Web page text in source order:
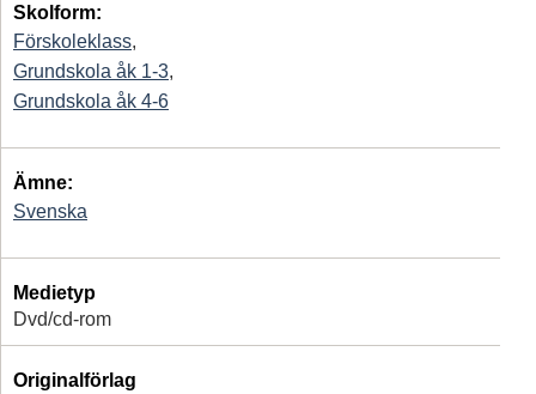
Skolform:
Förskoleklass,
Grundskola åk 1-3,
Grundskola åk 4-6
Ämne:
Svenska
Medietyp
Dvd/cd-rom
Originalförlag